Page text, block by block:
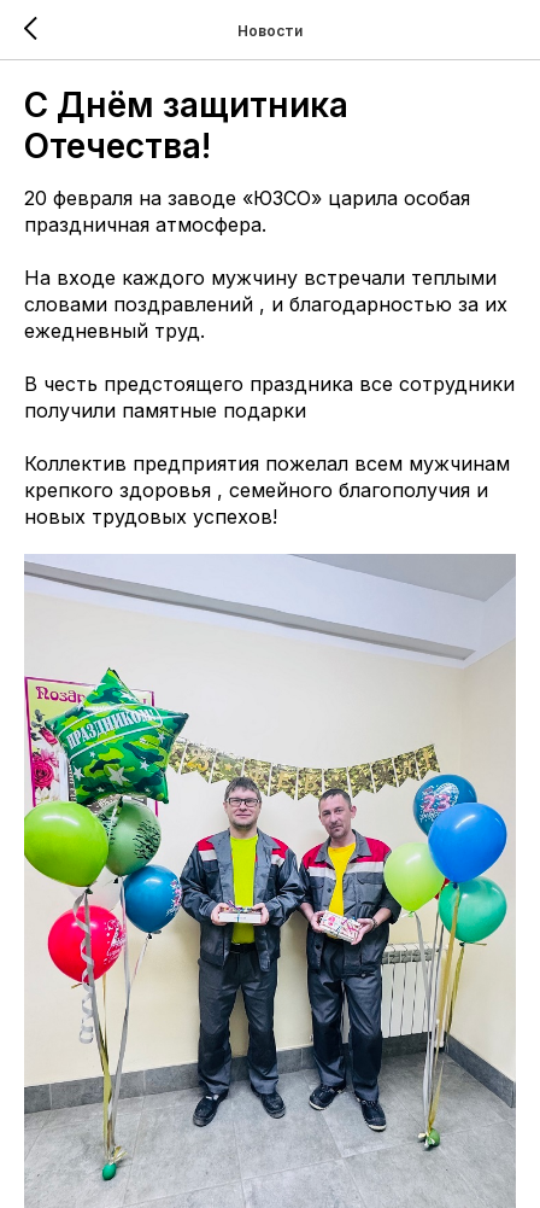
Новости
С Днём защитника
Отечества!
20 февраля на заводе «ЮЗСО» царила особая
праздничная атмосфера.
На входе каждого мужчину встречали теплыми
словами поздравлений , и благодарностью за их
ежедневный труд.
В честь предстоящего праздника все сотрудники
получили памятные подарки
Коллектив предприятия пожелал всем мужчинам
крепкого здоровья , семейного благополучия и
новых трудовых успехов!